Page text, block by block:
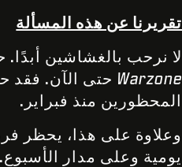
تقريرنا عن هذه المسألة
لا نرحب بالغشاشين أبدًا. حظر
Warzone حتى الآن. فقد
المحظورين منذ فبراير.
وعلاوة على هذا، يحظر
يومية وعلى مدار